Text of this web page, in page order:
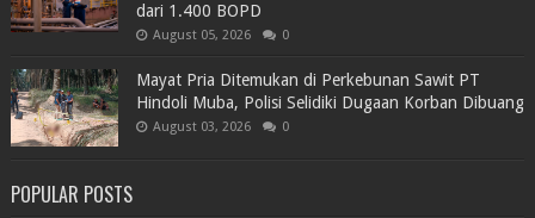
dari 1.400 BOPD
August 05, 2026 0
Mayat Pria Ditemukan di Perkebunan Sawit PT
Hindoli Muba, Polisi Selidiki Dugaan Korban Dibuang
August 03, 2026 0
POPULAR POSTS